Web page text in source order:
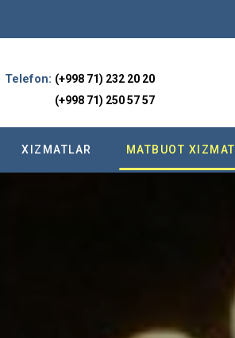
Telefon: (+998 71) 232 20 20
(+998 71) 250 57 57
XIZMATLAR МATBUOT XIZMATI